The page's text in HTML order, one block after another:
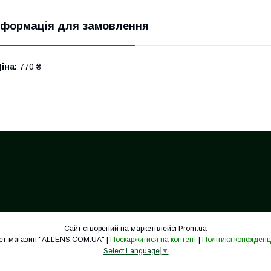
для замовлення
770 ₴
Сайт створений на маркетплейсі Prom.ua
Поскаржитися на контент
Політика
Select Language ▼